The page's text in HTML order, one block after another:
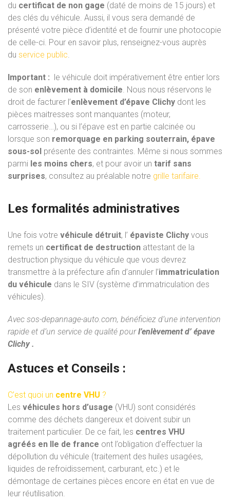
du certificat de non gage (daté de moins de 15 jours) et
des clés du véhicule. Aussi, il vous sera demandé de
présenté votre pièce d’identité et de fournir une photocopie
de celle-ci. Pour en savoir plus, renseignez-vous auprès
du service public.
Important : le véhicule doit impérativement être entier lors
de son enlèvement à domicile. Nous nous réservons le
droit de facturer l’enlèvement d’épave Clichy dont les
pièces maitresses sont manquantes (moteur,
carrosserie…), ou si l’épave est en partie calcinée ou
lorsque son remorquage en parking souterrain, épave
sous-sol présente des contraintes. Même si nous sommes
parmi les moins chers, et pour avoir un tarif sans
surprises, consultez au préalable notre grille tarifaire.
Les formalités administratives
Une fois votre véhicule détruit, l’ épaviste Clichy vous
remets un certificat de destruction attestant de la
destruction physique du véhicule que vous devrez
transmettre à la préfecture afin d’annuler l’immatriculation
du véhicule dans le SIV (système d’immatriculation des
véhicules).
Avec sos-depannage-auto.com, bénéficiez d’une intervention
rapide et d’un service de qualité pourl’enlèvement d’ épave
Clichy .
Astuces et Conseils :
C’est quoi un centre VHU ?
Les véhicules hors d’usage (VHU) sont considérés
comme des déchets dangereux et doivent subir un
traitement particulier. De ce fait, les centres VHU
agréés en Ile de france ont l’obligation d’effectuer la
dépollution du véhicule (traitement des huiles usagées,
liquides de refroidissement, carburant, etc.) et le
démontage de certaines pièces encore en état en vue de
leur réutilisation.